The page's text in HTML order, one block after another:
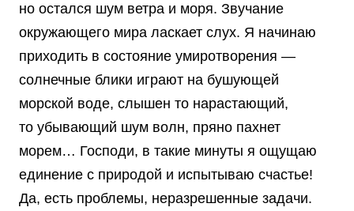
но остался шум ветра и моря. Звучание
окружающего мира ласкает слух. Я начинаю
приходить в состояние умиротворения —
солнечные блики играют на бушующей
морской воде, слышен то нарастающий,
то убывающий шум волн, пряно пахнет
морем… Господи, в такие минуты я ощущаю
единение с природой и испытываю счастье!
Да, есть проблемы, неразрешенные задачи.